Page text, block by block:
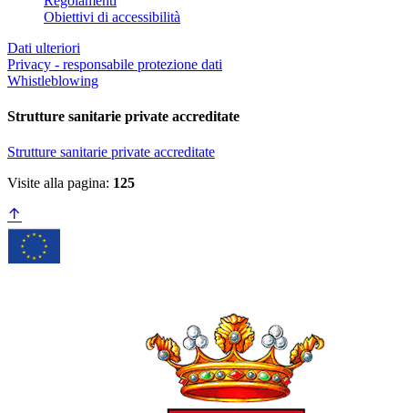
Obiettivi di accessibilità
Dati ulteriori
Privacy - responsabile protezione dati
Whistleblowing
Strutture sanitarie private accreditate
Strutture sanitarie private accreditate
Visite alla pagina: 125